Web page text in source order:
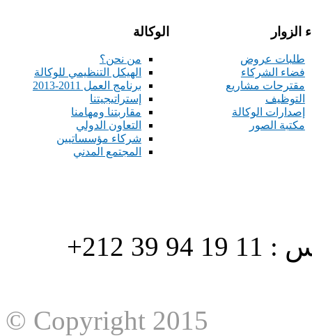
الوكالة
من نحن؟
الهيكل التنظيمي للوكالة
برنامج العمل 2011-2013
إستراتيجيتنا
مقاربتنا ومهامنا
التعاون الدولي
شركاء مؤسساتيين
المجتمع المدني
الزوار
طلبات عروض
فضاء الشركاء
مقترحات مشاريع
التوظيف
إصدارات الوكالة
مكتبة الصور
هاتف : 90/88 32 94 39 212+ فاكس : 11 19 94 39 212+
© Copyright 2015